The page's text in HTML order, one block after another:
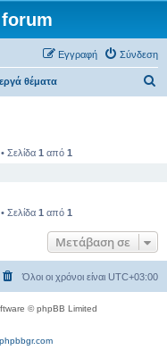
Σύνδεση
Εγγραφή
θέματα
η
Σελίδα 1 από 1
Σελίδα 1 από 1
Μετάβαση σε
Όλοι οι χρόνοι είναι UTC+03:00
© phpBB Limited
phpbbgr.com